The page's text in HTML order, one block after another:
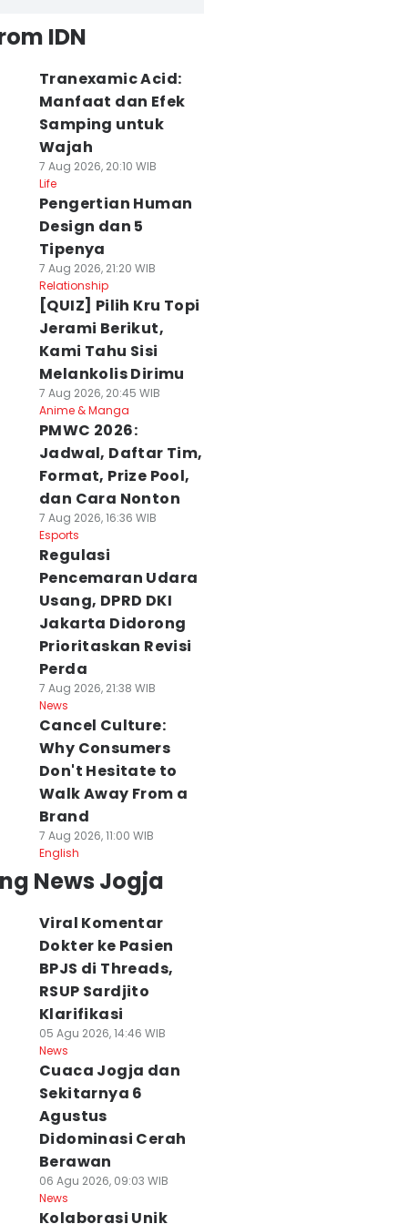
IDN
Tranexamic Acid:
Manfaat dan Efek
Samping untuk
Wajah
7 Aug 2026, 20:10 WIB
Life
Pengertian Human
Design dan 5
Tipenya
7 Aug 2026, 21:20 WIB
Relationship
[QUIZ] Pilih Kru Topi
Jerami Berikut,
Kami Tahu Sisi
Melankolis Dirimu
7 Aug 2026, 20:45 WIB
Anime & Manga
PMWC 2026:
Jadwal, Daftar Tim,
Format, Prize Pool,
dan Cara Nonton
7 Aug 2026, 16:36 WIB
Esports
Regulasi
Pencemaran Udara
Usang, DPRD DKI
Jakarta Didorong
Prioritaskan Revisi
Perda
7 Aug 2026, 21:38 WIB
News
Cancel Culture:
Why Consumers
Don't Hesitate to
Walk Away From a
Brand
7 Aug 2026, 11:00 WIB
English
News Jogja
Viral Komentar
Dokter ke Pasien
BPJS di Threads,
RSUP Sardjito
Klarifikasi
05 Agu 2026, 14:46 WIB
News
Cuaca Jogja dan
Sekitarnya 6
Agustus
Didominasi Cerah
Berawan
06 Agu 2026, 09:03 WIB
News
Kolaborasi Unik